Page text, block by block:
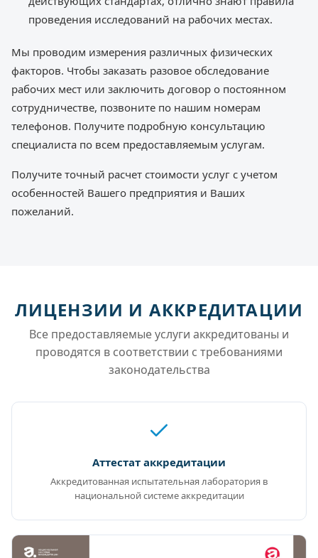
проведения исследований на рабочих местах.
Мы проводим измерения различных физических
факторов. Чтобы заказать разовое обследование
рабочих мест или заключить договор о постоянном
сотрудничестве, позвоните по нашим номерам
телефонов. Получите подробную консультацию
специалиста по всем предоставляемым услугам.
Получите точный расчет стоимости услуг с учетом
особенностей Вашего предприятия и Ваших
пожеланий.
ЛИЦЕНЗИИ И АККРЕДИТАЦИИ
Все предоставляемые услуги аккредитованы и
проводятся в соответствии с требованиями
законодательства
Аттестат аккредитации
Аккредитованная испытательная лаборатория в
национальной системе аккредитации